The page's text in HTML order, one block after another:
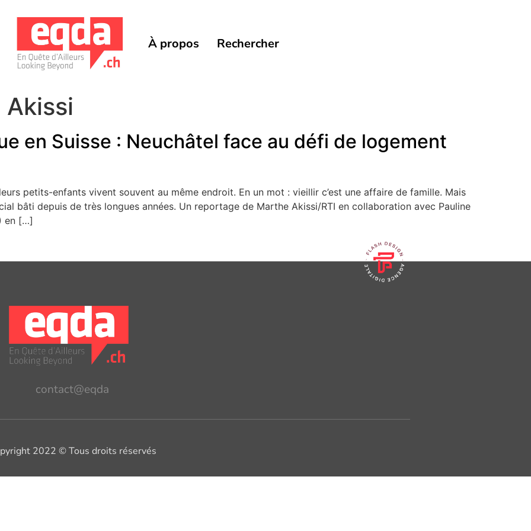
À propos Rechercher
en Suisse : Neuchâtel face au défi de logement
petits-enfants vivent souvent au même endroit. En un mot : vieillir c’est une affaire de famille. Mais
bâti depuis de très longues années. Un reportage de Marthe Akissi/RTI en collaboration avec Pauline
en […]
contact@eqda
2022 © Tous droits réservés